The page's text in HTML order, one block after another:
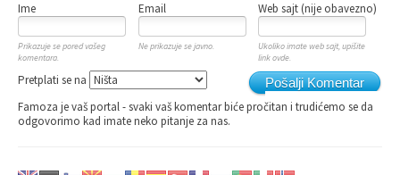
Ime Email Web sajt (nije obavezno)
Prikazuje se pored vašeg
komentara.
Ne prikazuje se javno.
Ukoliko imate web sajt, upišite
link ovde.
Pošalji Komentar
Pretplati se na
Famoza je vaš portal - svaki vaš komentar biće pročitan i trudićemo se da
odgovorimo kad imate neko pitanje za nas.